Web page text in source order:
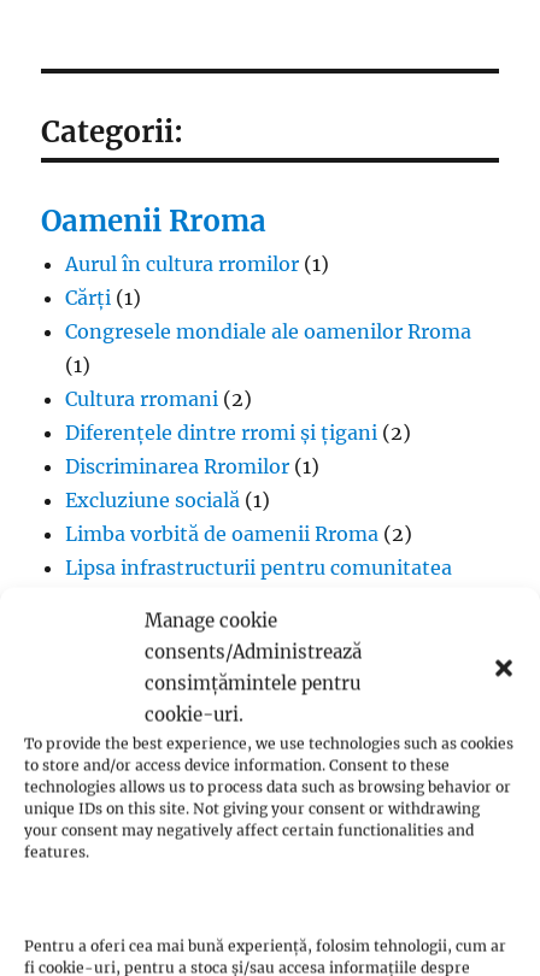
Manage cookie
consents/Administrează
consimțămintele pentru
cookie-uri.
To provide the best experience, we use technologies such as cookies
to store and/or access device information. Consent to these
technologies allows us to process data such as browsing behavior or
unique IDs on this site. Not giving your consent or withdrawing
your consent may negatively affect certain functionalities and
features.
Pentru a oferi cea mai bună experiență, folosim tehnologii, cum ar
fi cookie-uri, pentru a stoca și/sau accesa informațiile despre
Categorii:
Oamenii Rroma
Aurul în cultura rromilor (1)
Cărți (1)
Congresele mondiale ale oamenilor Rroma
(1)
Cultura rromani (2)
Diferențele dintre rromi și țigani (2)
Discriminarea Rromilor (1)
Excluziune socială (1)
Limba vorbită de oamenii Rroma (2)
Lipsa infrastructurii pentru comunitatea
(1)
Proverbe din cultura Rroma
Romii și cultul creștin
(1)
Rromii căldărari: tradiții și meșteșuguri (1)
Rromii în melodiile trupei Pheonix(1)
Rromii slătari: tradiții și istorie(1)
Sclavia rromilor(1)